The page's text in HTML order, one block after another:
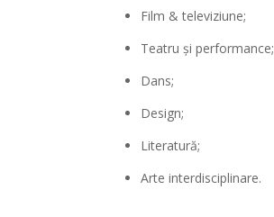
Film & televiziune;
Teatru și performance;
Dans;
Design;
Literatură;
Arte interdisciplinare.